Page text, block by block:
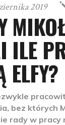
2019
ILE
ELFY?
bez których
rady w pracy